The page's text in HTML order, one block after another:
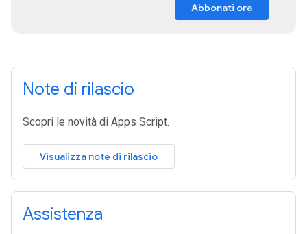
Abbonati ora
Note di rilascio
Scopri le novità di Apps Script.
Visualizza note di rilascio
Assistenza